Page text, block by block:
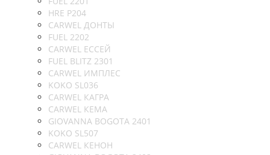
HRE P204
CARWEL ДОНТЫ
FUEL 2202
CARWEL ЕССЕЙ
FUEL BLITZ 2301
CARWEL ИМПЛЕС
KOKO SL036
CARWEL КАГРА
CARWEL КЕМА
GIOVANNA BOGOTA 2401
KOKO SL507
CARWEL КЕНОН